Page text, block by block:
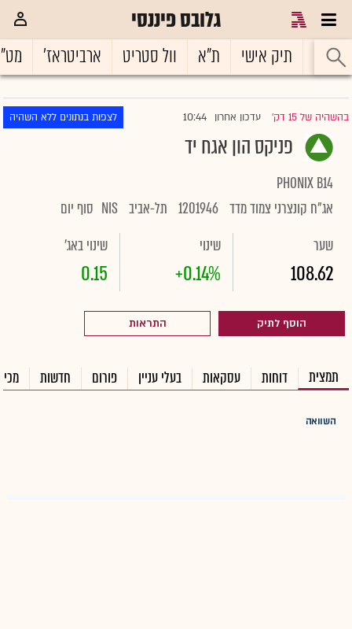
גלובס פיננסי
ראשי תיק אישי ת"א וול סטריט ארביטראז'
בהשהיה של 15 דק' |עדכון אחרון 10:44 לצפות בנתונים ללא השהיה
פניקס הון אגח יד
PHONIX B14
אג"ח קונצרני צמוד מדד 1201946 תל-אביב NIS סוף יום
שער
108.62
שינוי
+0.14%
שינוי באג'
0.15
הוסף לתיק התראות
תמצית דוחות עסקאות בעלי עניין פורום חדשות
השוואה